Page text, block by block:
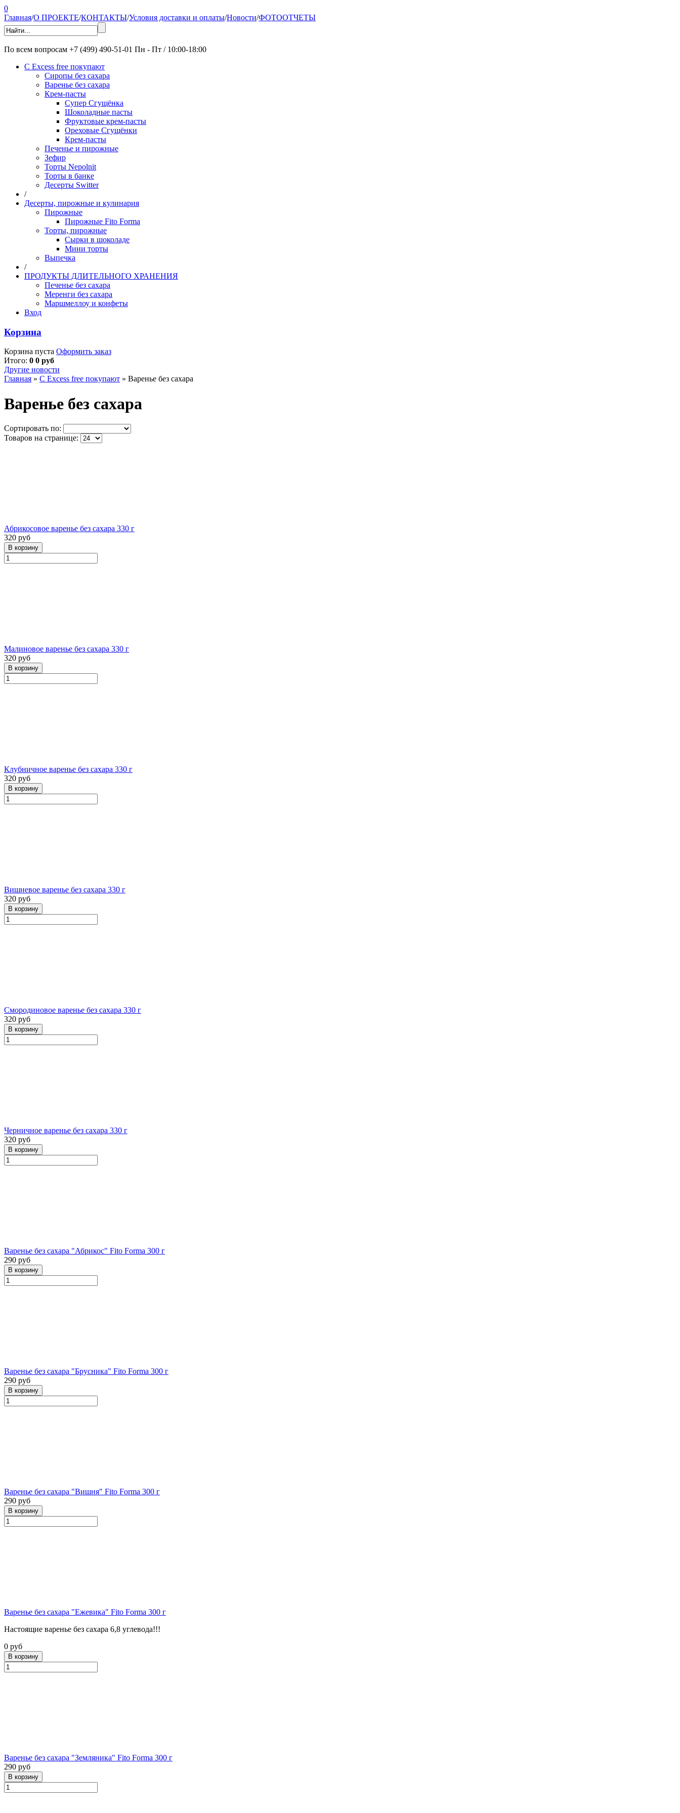
0
Главная/О ПРОЕКТЕ/КОНТАКТЫ/Условия доставки и оплаты/Новости/ФОТООТЧЕТЫ
По всем вопросам +7 (499) 490-51-01 Пн - Пт / 10:00-18:00
С Excess free покупают
Сиропы без сахара
Варенье без сахара
Крем-пасты
Супер Сгущёнка
Шоколадные пасты
Фруктовые крем-пасты
Ореховые Сгущёнки
Крем-пасты
Печенье и пирожные
Зефир
Торты Nepolnit
Торты в банке
Десерты Switter
/
Десерты, пирожные и кулинария
Пирожные
Пирожные Fito Forma
Торты, пирожные
Сырки в шоколаде
Мини торты
Выпечка
/
ПРОДУКТЫ ДЛИТЕЛЬНОГО ХРАНЕНИЯ
Печенье без сахара
Меренги без сахара
Маршмеллоу и конфеты
Вход
Корзина
Корзина пуста Оформить заказ
Итого: 0 0 руб
Другие новости
Главная » С Excess free покупают » Варенье без сахара
Варенье без сахара
Сортировать по:
Товаров на странице:
Абрикосовое варенье без сахара 330 г
320 руб
Малиновое варенье без сахара 330 г
320 руб
Клубничное варенье без сахара 330 г
320 руб
Вишневое варенье без сахара 330 г
320 руб
Смородиновое варенье без сахара 330 г
320 руб
Черничное варенье без сахара 330 г
320 руб
Варенье без сахара "Абрикос" Fito Forma 300 г
290 руб
Варенье без сахара "Брусника" Fito Forma 300 г
290 руб
Варенье без сахара "Вишня" Fito Forma 300 г
290 руб
Варенье без сахара "Ежевика" Fito Forma 300 г
Настоящие варенье без сахара 6,8 углевода!!!
0 руб
Варенье без сахара "Земляника" Fito Forma 300 г
290 руб